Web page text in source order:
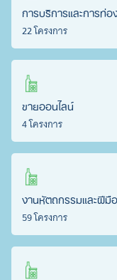
การบริการและการท่อ
22 โครงการ
ขายออนไลน์
4 โครงการ
งานหัตถกรรมและฝีมือ
59 โครงการ